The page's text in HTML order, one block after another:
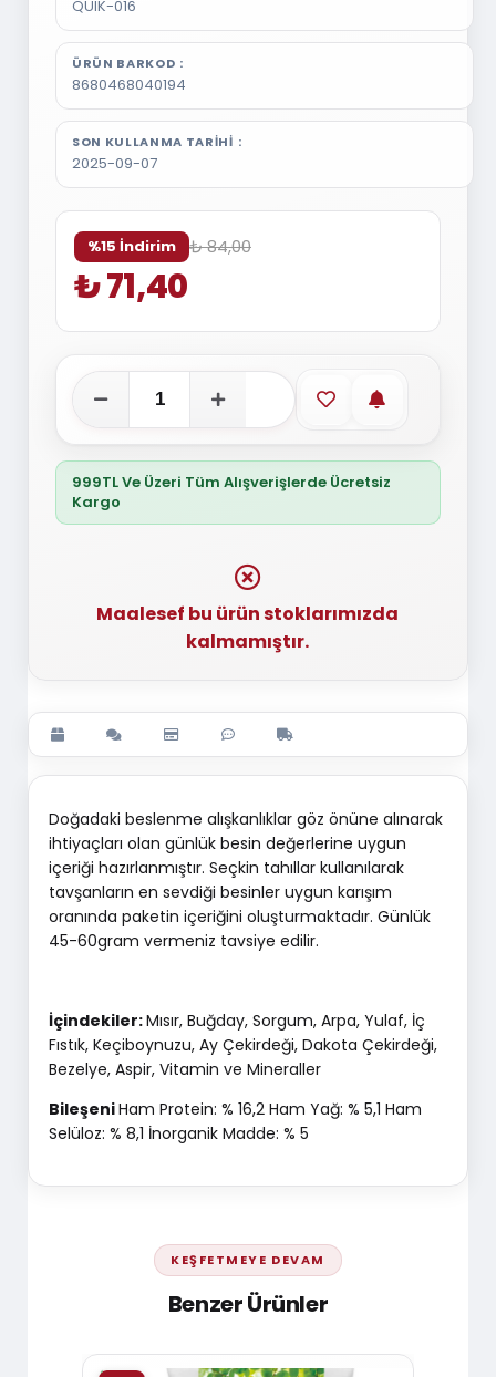
QUIK-016
ÜRÜN BARKOD
8680468040194
SON KULLANMA TARIHI
2025-09-07
%15 İndirim ₺ 84,00
₺ 71,40
Favorilere ekle
Stoğa
999TL Ve Üzeri Tüm Alışverişlerde Ücretsiz
Kargo
Maalesef bu ürün stoklarımızda
kalmamıştır.
Doğadaki beslenme alışkanlıklar göz önüne alınarak
ihtiyaçları olan günlük besin değerlerine uygun
içeriği hazırlanmıştır. Seçkin tahıllar kullanılarak
tavşanların en sevdiği besinler uygun karışım
oranında paketin içeriğini oluşturmaktadır. Günlük
45-60gram vermeniz tavsiye edilir.
İçindekiler:Mısır, Buğday, Sorgum, Arpa, Yulaf, İç
Fıstık, Keçiboynuzu, Ay Çekirdeği, Dakota Çekirdeği,
Bezelye, Aspir, Vitamin ve Mineraller
BileşeniHam Protein: % 16,2 Ham Yağ: % 5,1 Ham
Selüloz: % 8,1 İnorganik Madde: % 5
KEŞFETMEYE DEVAM
Benzer Ürünler